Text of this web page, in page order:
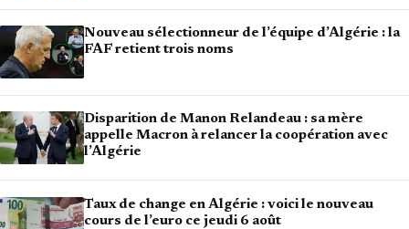
Nouveau sélectionneur de l’équipe d’Algérie : la
FAF retient trois noms
Disparition de Manon Relandeau : sa mère
appelle Macron à relancer la coopération avec
l’Algérie
Taux de change en Algérie : voici le nouveau
cours de l’euro ce jeudi 6 août